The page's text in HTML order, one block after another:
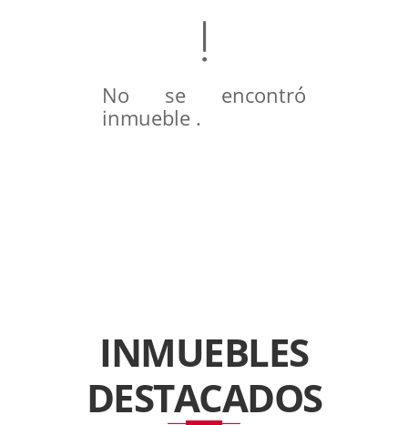
No se encontró
inmueble .
INMUEBLES
DESTACADOS